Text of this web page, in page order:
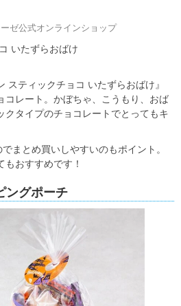
ゼ公式オンラインショップ
いたずらおばけ
スティックチョコ いたずらおばけ』
コレート。かぼちゃ、こうもり、おば
クタイプのチョコレートでとってもキ
まとめ買いしやすいのもポイント。
おすすめです！
ングポーチ